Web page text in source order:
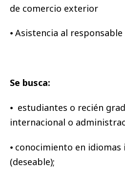
de comercio exterior
⦁ Asistencia al responsable
Se busca:
⦁ estudiantes o recién
internacional o
⦁ conocimiento en
(deseable);